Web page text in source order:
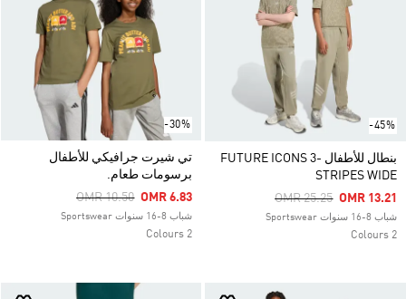
-45%
بنطال للأطفال FUTURE ICONS 3-
STRIPES WIDE
Price Reduced From
OMR 25.25ToOMR 13.21
شباب 8-16 سنوات Sportswear
2 Colours
-30%
تي شيرت جرافيكي للأطفال
برسومات طعام.
Price Reduced From
OMR 10.50ToOMR 6.83
شباب 8-16 سنوات Sportswear
2 Colours